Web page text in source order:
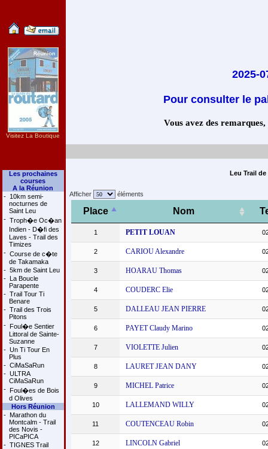
Visitez La Boutique
Les prochaines
courses
A la Réunion
- 10km semi-
nocturnes de
Saint Leu
- Troph�e Oc�an
Indien - D�fi des
Laves - Trail des
Timizes
- Course de c�te
de Takamaka
- 5km de Saint Leu
- La Boucle
Parapente
- Trail Tour Ti
Benare
- Trail des Trois
Pitons
- Foul�e Sentier
Littoral de Sainte-
Suzanne
- Un Ti Tour En
Plus
- CiMaSaRun
- ULTRA
CiMaSaRun
- Foul�es de Bois
d Olives
Hors Réunion
- Marathon du
Montcalm - Trail
des Novis -
PICaPICA
- TIGNES Trail
2025-
Pour consulter le
Vous avez des
Leu Trail
Afficher éléments
Place Nom
1 PETIT LOUAN
2 CARIOU Alexandre
3 HOARAU Thomas
4 COUDERC Elie
5 DALLEAU JEAN PIERRE
6 PAYET Claudy Marino
7 VIOLETTE Julien
8 LAURET JEAN DANY
9 MICHEL Patrice
10 LALLEMAND WILLY
11 COUTENCEAU Robin
12 LINCOLN Gabriel